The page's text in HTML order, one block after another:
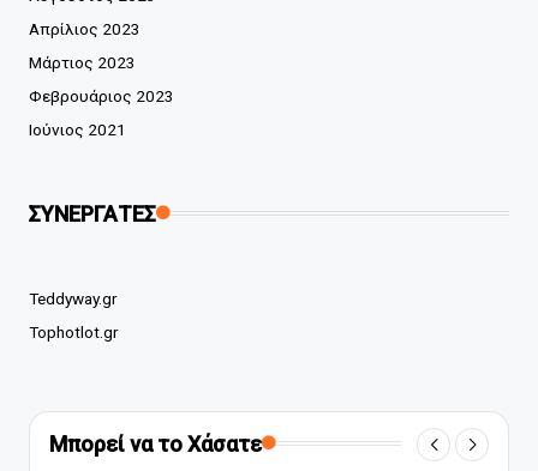
Απρίλιος 2023
Μάρτιος 2023
Φεβρουάριος 2023
Ιούνιος 2021
ΣΥΝΕΡΓΑΤΕΣ
Teddyway.gr
Tophotlot.gr
Μπορεί να το Χάσατε